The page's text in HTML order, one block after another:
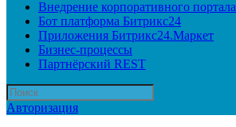
Внедрение корпоративного портала
Бот платформа Битрикс24
Приложения Битрикс24.Маркет
Бизнес-процессы
Партнёрский REST
Авторизация